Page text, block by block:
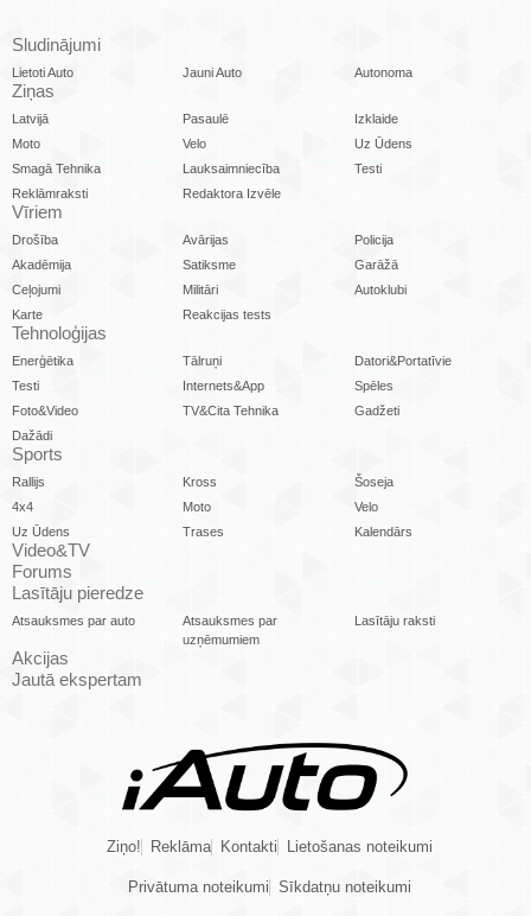
Sludinājumi
Lietoti Auto Jauni Auto Autonoma
Ziņas
Latvijā Pasaulē
Izklaide
Moto
Velo
Uz Ūdens
Smagā Tehnika
Lauksaimniecība
Testi
Reklāmraksti
Redaktora Izvēle
Vīriem
Drošība Avārijas
Policija
Akadēmija
Satiksme
Garāžā
Ceļojumi
Militāri
Autoklubi
Karte
Reakcijas tests
Tehnoloģijas
Enerģētika Tālruņi
Datori&Portatīvie
Testi
Internets&App
Spēles
Foto&Video
TV&Cita Tehnika
Gadžeti
Dažādi
Sports
Rallijs Kross
Šoseja
4x4
Moto
Velo
Uz Ūdens
Trases Kalendārs
Video&TV
Forums
Lasītāju pieredze
Atsauksmes par auto
Atsauksmes par
uzņēmumiem
Lasītāju raksti
Akcijas
Jautā ekspertam
Ziņo! Reklāma Kontakti Lietošanas noteikumi
Privātuma noteikumi Sīkdatņu noteikumi